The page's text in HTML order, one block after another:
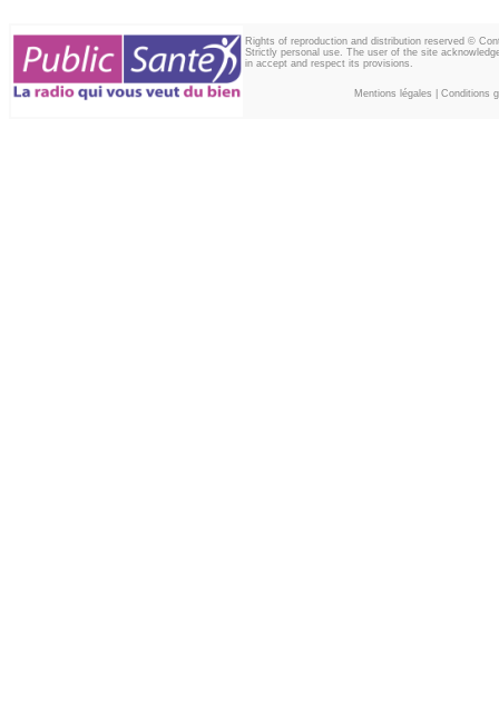
Rights of reproduction and distribution reserved ©
Strictly personal use. The user of the site
in accept and respect its provisions.
Mentions légales Conditions